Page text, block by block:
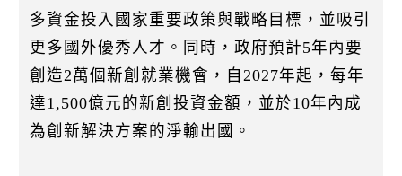
多資金投入國家重要政策與戰略目標，並吸引
更多國外優秀人才。同時，政府預計5年內要
創造2萬個新創就業機會，自2027年起，每年
達1,500億元的新創投資金額，並於10年內成
為創新解決方案的淨輸出國。